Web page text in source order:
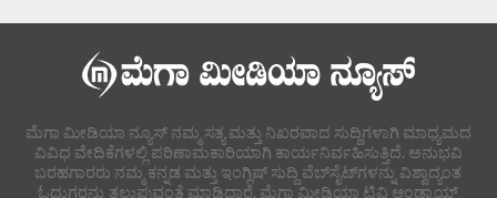
ಮೆಗಾ ಮೀಡಿಯಾ ನ್ಯೂಸ್ ನಮ್ಮ ಸತ್ಯ ಮತ್ತು ನಿಖರವಾದ ಸುದ್ದಿಗಳಾಗಿ ಮಾಧ್ಯಮದ
ವಿವಿಧ ವೇದಿಕೆಗಳಲ್ಲಿ ಪರಿಣಾಮಕಾರಿಯಾಗಿ ಕಾರ್ಯನಿರ್ವಹಿಸುತ್ತಿದೆ. ಅನುಭವಿ
ಬರಹಗಾರರು ನಮ್ಮ ಕನ್ನಡ ಮತ್ತು ಇಂಗ್ಲಿಷ್ ಸುದ್ದಿ ವೆಬ್‌ಸೈಟ್‌ಗಳನ್ನು ವಿಶ್ವಾದ್ಯಂತ
ಓದುಗರನ್ನು ತಲುಪುವಂತೆ ಮಾಡಿದ್ದಾರೆ. ಮೆಗಾ ಮೀಡಿಯಾ ಟಿವಿ ಆಂಡ್ರಾಯ್ಡ್